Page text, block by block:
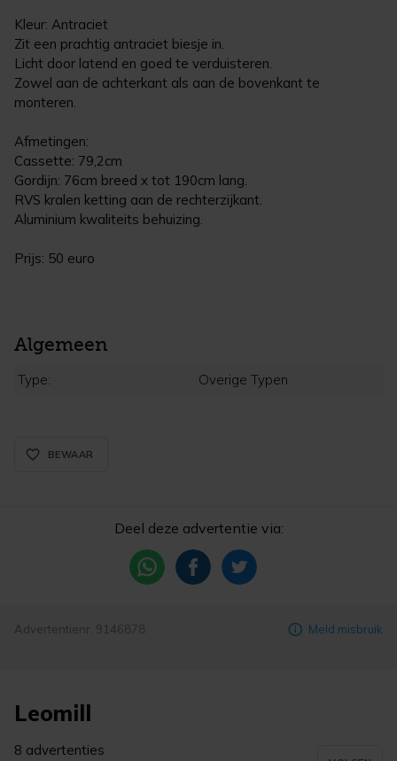
Kleur: Antraciet
Zit een prachtig antraciet biesje in.
Licht door latend en goed te verduisteren.
Zowel aan de achterkant als aan de bovenkant te
monteren.
Afmetingen:
Cassette: 79,2cm
Gordijn: 76cm breed x tot 190cm lang.
RVS kralen ketting aan de rechterzijkant.
Aluminium kwaliteits behuizing.
Prijs: 50 euro
Algemeen
Type: Overige Typen
favorite_border_rounded
BEWAAR
Deel deze advertentie via:
Advertentienr. 9146878 Meld misbruik
Leomill
8 advertenties